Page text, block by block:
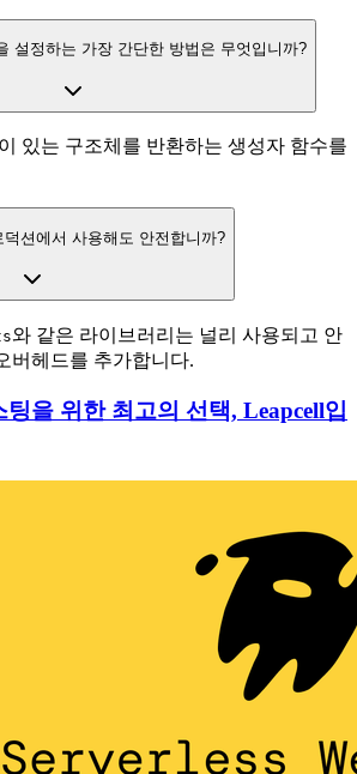
설정하는 가장 간단한 방법은 무엇입니까?
있는 구조체를 반환하는 생성자 함수를
션에서 사용해도 안전합니까?
와 같은 라이브러리는 널리 사용되고 안
버헤드를 추가합니다.
을 위한 최고의 선택, Leapcell입